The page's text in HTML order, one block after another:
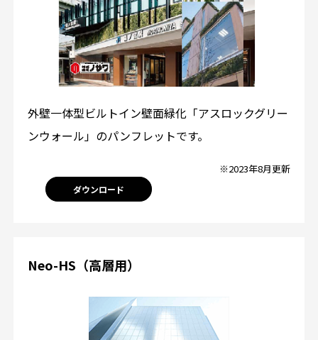
外壁一体型ビルトイン壁面緑化「アスロックグリー
ンウォール」のパンフレットです。
※2023年8月更新
ダウンロード
Neo-HS（高層用）